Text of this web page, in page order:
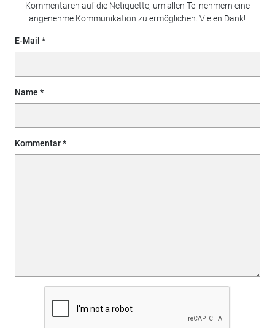
Kommentaren auf die Netiquette, um allen Teilnehmern eine
angenehme Kommunikation zu ermöglichen. Vielen Dank!
E-Mail
Name
Kommentar